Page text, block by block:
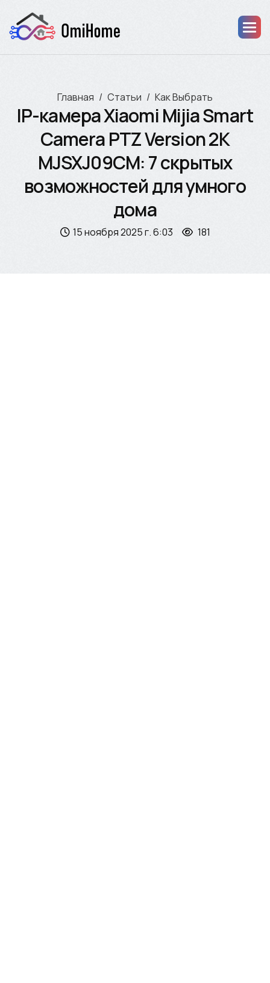
Главная Статьи Как Выбрать
IP-камера Xiaomi Mijia Smart
Camera PTZ Version 2K
MJSXJ09CM: 7 скрытых
возможностей для умного
дома
15 ноября 2025 г. 6:03 181